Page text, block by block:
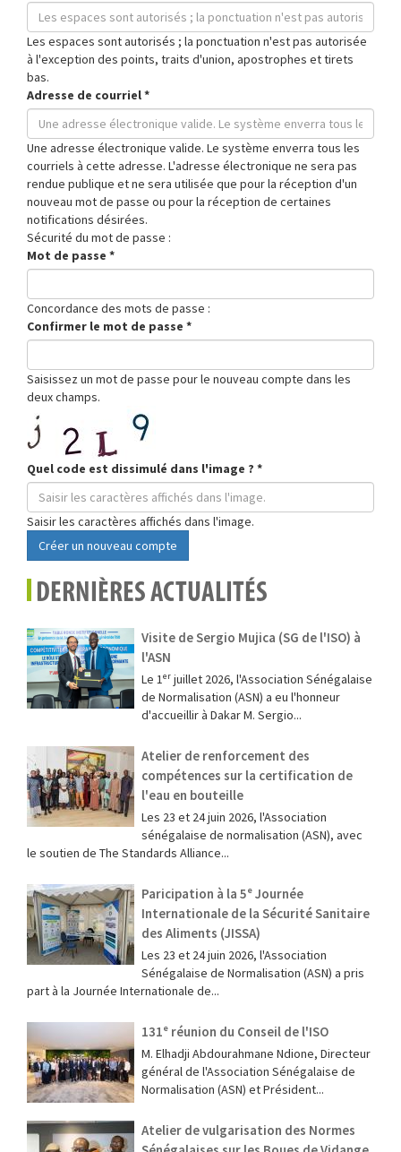
Les espaces sont autorisés ; la ponctuation n'est pas autorisée
à l'exception des points, traits d'union, apostrophes et tirets
bas.
Adresse de courriel*
Une adresse électronique valide. Le système enverra tous les
courriels à cette adresse. L'adresse électronique ne sera pas
rendue publique et ne sera utilisée que pour la réception d'un
nouveau mot de passe ou pour la réception de certaines
notifications désirées.
Sécurité du mot de passe :
Mot de passe *
Concordance des mots de passe :
Confirmer le mot de passe *
Saisissez un mot de passe pour le nouveau compte dans les
deux champs.
Quel code est dissimulé dans l'image ? *
Saisir les caractères affichés dans l'image.
Créer un nouveau compte
DERNIÈRES ACTUALITÉS
Visite de Sergio Mujica (SG de l'ISO) à
l'ASN
Le 1ᵉʳ juillet 2026, l'Association Sénégalaise
de Normalisation (ASN) a eu l'honneur
d'accueillir à Dakar M. Sergio...
Atelier de renforcement des
compétences sur la certification de
l'eau en bouteille
Les 23 et 24 juin 2026, l'Association
sénégalaise de normalisation (ASN), avec
le soutien de The Standards Alliance...
Paricipation à la 5ᵉ Journée
Internationale de la Sécurité Sanitaire
des Aliments (JISSA)
‎Les 23 et 24 juin 2026, l'Association
Sénégalaise de Normalisation (ASN) a pris
part à la Journée Internationale de...
131ᵉ réunion du Conseil de l'ISO
M. Elhadji Abdourahmane Ndione, Directeur
général de l'Association Sénégalaise de
Normalisation (ASN) et Président...
Atelier de vulgarisation des Normes